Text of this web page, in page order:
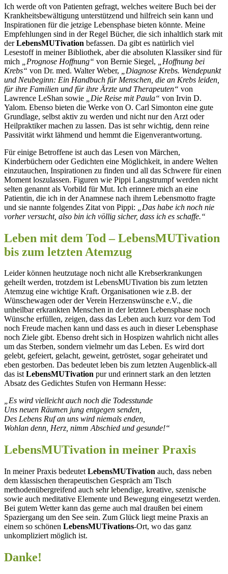
Ich werde oft von Patienten gefragt, welches weitere Buch bei der
Krankheitsbewältigung unterstützend und hilfreich sein kann und
Inspirationen für die jetzige Lebensphase bieten könnte. Meine
Empfehlungen sind in der Regel Bücher, die sich inhaltlich stark mit
derLebensMUTivation befassen. Da gibt es natürlich viel
Lesestoff in meiner Bibliothek, aber die absoluten Klassiker sind für
mich
„Prognose Hoffnung“ von Bernie Siegel,
„Hoffnung bei
Krebs“ von Dr. med. Walter Weber,
„Diagnose Krebs. Wendepunkt
und Neubeginn: Ein Handbuch für Menschen, die an Krebs leiden,
für ihre Familien und für ihre Ärzte und Therapeuten“ von
Lawrence LeShan sowie
„Die Reise mit Paula“ von Irvin D.
Yalom. Ebenso bieten die Werke von O. Carl Simonton eine gute
Grundlage, selbst aktiv zu werden und nicht nur den Arzt oder
Heilpraktiker machen zu lassen. Das ist sehr wichtig, denn reine
Passivität wirkt lähmend und hemmt die Eigenverantwortung.
Für einige Betroffene ist auch das Lesen von Märchen,
Kinderbüchern oder Gedichten eine Möglichkeit, in andere Welten
einzutauchen, Inspirationen zu finden und all das Schwere für einen
Moment loszulassen. Figuren wie Pippi Langstrumpf werden nicht
selten genannt als Vorbild für Mut. Ich erinnere mich an eine
Patientin, die ich in der Anamnese nach ihrem Lebensmotto fragte
und sie nannte folgendes Zitat von Pippi:
„Das habe ich noch nie
vorher versucht, also bin ich völlig sicher, dass ich es schaffe.“
Leben mit dem Tod – LebensMUTivation
bis zum letzten Atemzug
Leider können heutzutage noch nicht alle Krebserkrankungen
geheilt werden, trotzdem ist LebensMUTivation bis zum letzten
Atemzug eine wichtige Kraft. Organisationen wie z.B. der
Wünschewagen oder der Verein Herzenswünsche e.V., die
unheilbar erkrankten Menschen in der letzten Lebensphase noch
Wünsche erfüllen, zeigen, dass das Leben auch kurz vor dem Tod
noch Freude machen kann und dass es auch in dieser Lebensphase
noch Ziele gibt. Ebenso dreht sich in Hospizen wahrlich nicht alles
um das Sterben, sondern vielmehr um das Leben. Es wird dort
gelebt, gefeiert, gelacht, geweint, getröstet, sogar geheiratet und
eben gestorben. Das bedeutet leben bis zum letzten Augenblick-all
das istLebensMUTivation pur und erinnert stark an den letzten
Absatz des Gedichtes Stufen von Hermann Hesse:
„Es wird vielleicht auch noch die Todesstunde
Uns neuen Räumen jung entgegen senden,
Des Lebens Ruf an uns wird niemals enden,
Wohlan denn, Herz, nimm Abschied und gesunde!“
LebensMUTivation in meiner Praxis
In meiner Praxis bedeutet LebensMUTivation auch, dass neben
dem klassischen therapeutischen Gespräch am Tisch
methodenübergreifend auch sehr lebendige, kreative, szenische
sowie auch meditative Elemente und Bewegung eingesetzt werden.
Bei gutem Wetter kann das gerne auch mal draußen bei einem
Spaziergang um den See sein. Zum Glück liegt meine Praxis an
einem so schönen LebensMUTivations-Ort, wo das ganz
unkompliziert möglich ist.
Danke!